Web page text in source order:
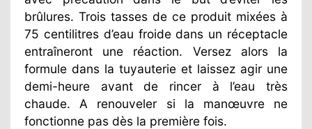
brûlures. Trois tasses de ce produit mixées à
75 centilitres d’eau froide dans un réceptacle
entraîneront une réaction. Versez alors la
formule dans la tuyauterie et laissez agir une
demi-heure avant de rincer à l’eau très
chaude. A renouveler si la manœuvre ne
fonctionne pas dès la première fois.